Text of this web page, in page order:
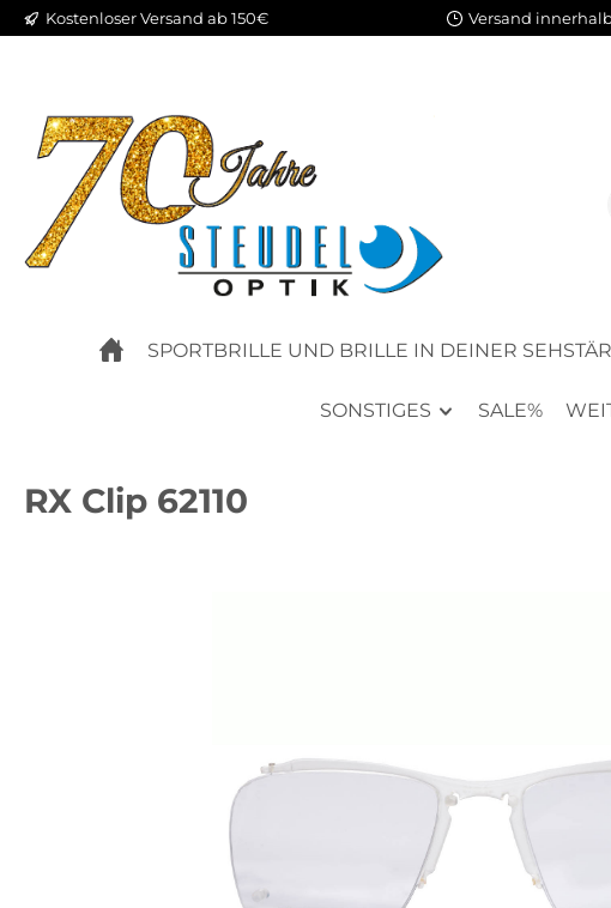
Hauptinhalt springen
Zur Suche springen
Zur Hauptnavigation springen
Kostenloser Versand ab 150€ Versand innerhalb
SPORTBRILLE UND BRILLE IN DEINER
SONSTIGES SALE%
RX Clip 62110